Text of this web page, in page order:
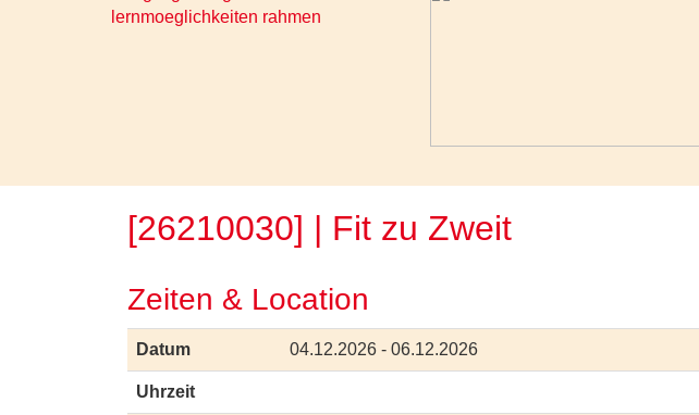
[26210030] | Fit zu Zweit
Zeiten & Location
Datum 04.12.2026 - 06.12.2026
Uhrzeit